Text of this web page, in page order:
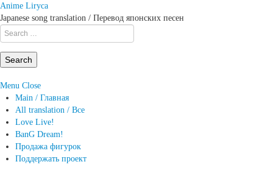
Anime Liryca
Japanese song translation / Перевод японских песен
Search
on:
Menu Close
Main / Главная
All translation / Все
Love Live!
BanG Dream!
Продажа фигурок
Поддержать проект